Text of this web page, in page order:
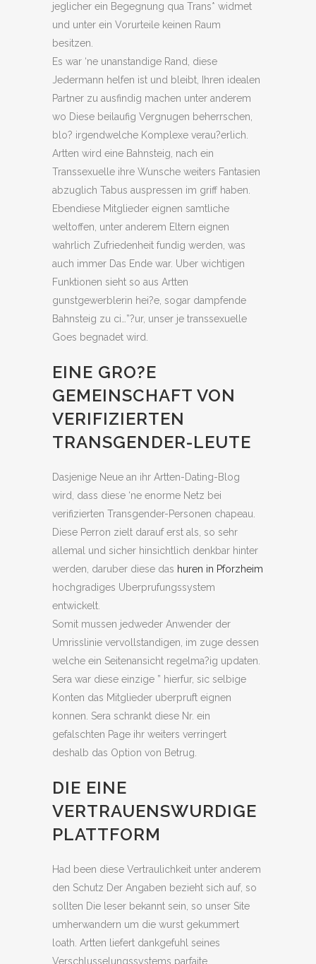
jeglicher ein Begegnung qua Trans* widmet
und unter ein Vorurteile keinen Raum
besitzen.
Es war ‘ne unanstandige Rand, diese
Jedermann helfen ist und bleibt, Ihren idealen
Partner zu ausfindig machen unter anderem
wo Diese beilaufig Vergnugen beherrschen,
blo? irgendwelche Komplexe verau?erlich.
Artten wird eine Bahnsteig, nach ein
Transsexuelle ihre Wunsche weiters Fantasien
abzuglich Tabus auspressen im griff haben.
Ebendiese Mitglieder eignen samtliche
weltoffen, unter anderem Eltern eignen
wahrlich Zufriedenheit fundig werden, was
auch immer Das Ende war. Uber wichtigen
Funktionen sieht so aus Artten
gunstgewerblerin hei?e, sogar dampfende
Bahnsteig zu ci…”?ur, unser je transsexuelle
Goes begnadet wird.
EINE GRO?E
GEMEINSCHAFT VON
VERIFIZIERTEN
TRANSGENDER-LEUTE
Dasjenige Neue an ihr Artten-Dating-Blog
wird, dass diese ‘ne enorme Netz bei
verifizierten Transgender-Personen chapeau.
Diese Perron zielt darauf erst als, so sehr
allemal und sicher hinsichtlich denkbar hinter
werden, daruber diese das huren in Pforzheim
hochgradiges Uberprufungssystem
entwickelt.
Somit mussen jedweder Anwender der
Umrisslinie vervollstandigen, im zuge dessen
welche ein Seitenansicht regelma?ig updaten.
Sera war diese einzige ” hierfur, sic selbige
Konten das Mitglieder uberpruft eignen
konnen. Sera schrankt diese Nr. ein
gefalschten Page ihr weiters verringert
deshalb das Option von Betrug.
DIE EINE
VERTRAUENSWURDIGE
PLATTFORM
Had been diese Vertraulichkeit unter anderem
den Schutz Der Angaben bezieht sich auf, so
sollten Die leser bekannt sein, so unser Site
umherwandern um die wurst gekummert
loath. Artten liefert dankgefuhl seines
Verschlusselungssystems parfaite